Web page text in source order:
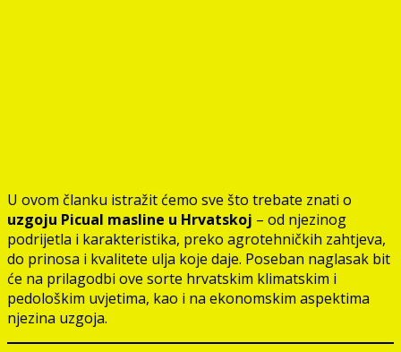
U ovom članku istražit ćemo sve što trebate znati o
uzgoju Picual masline u Hrvatskoj – od njezinog
podrijetla i karakteristika, preko agrotehničkih zahtjeva,
do prinosa i kvalitete ulja koje daje. Poseban naglasak bit
će na prilagodbi ove sorte hrvatskim klimatskim i
pedološkim uvjetima, kao i na ekonomskim aspektima
njezina uzgoja.